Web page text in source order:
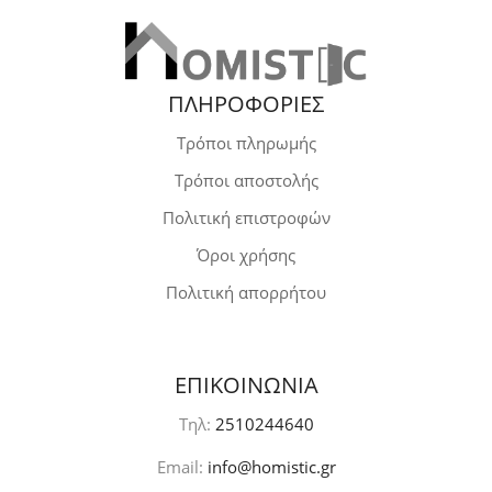
ΠΛΗΡΟΦΟΡΙΕΣ
Τρόποι πληρωμής
Τρόποι αποστολής
Πολιτική επιστροφών
Όροι χρήσης
Πολιτική απορρήτου
ΕΠΙΚΟΙΝΩΝΙΑ
Τηλ: 2510244640
Email: info@homistic.gr